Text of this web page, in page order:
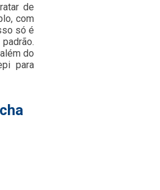
de
com
só é
do
para